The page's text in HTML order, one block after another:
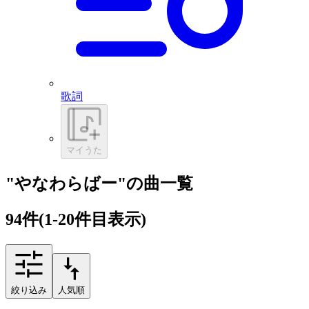
歌詞
マイうた
"やなわらばー"の曲一覧
94件(1-20件目表示)
絞り込み 人気順